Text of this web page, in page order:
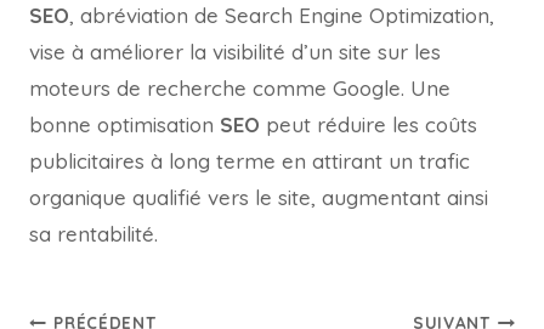
SEO, abréviation de Search Engine Optimization,
vise à améliorer la visibilité d’un site sur les
moteurs de recherche comme Google. Une
bonne optimisation SEO peut réduire les coûts
publicitaires à long terme en attirant un trafic
organique qualifié vers le site, augmentant ainsi
sa rentabilité.
PRÉCÉDENT SUIVANT